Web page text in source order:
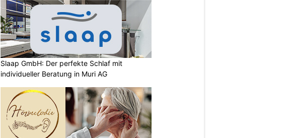
Slaap GmbH: Der perfekte Schlaf mit
individueller Beratung in Muri AG